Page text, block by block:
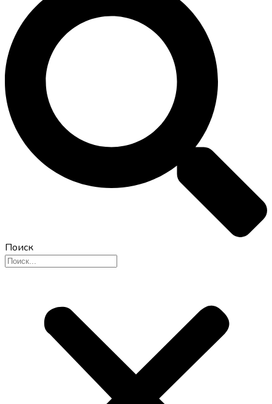
Поиск